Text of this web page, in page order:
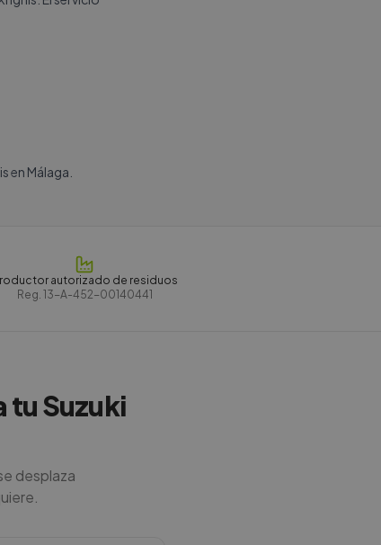
en Málaga.
autorizado de residuos
Reg. 13-A-452-00140441
tu Suzuki
desplaza